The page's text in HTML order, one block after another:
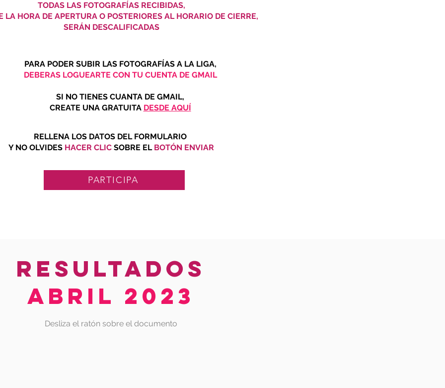
TODAS LAS FOTOGRAFÍAS RECIBIDAS,
LA HORA DE APERTURA O POSTERIORES AL HORARIO DE CIERRE,
SERÁN DESCALIFICADAS
PARA PODER SUBIR LAS FOTOGRAFÍAS A LA LIGA,
DEBERAS LOGUEARTE CON TU CUENTA DE GMAIL
SI NO TIENES CUANTA DE GMAIL,
CREATE UNA GRATUITA DESDE AQUÍ
RELLENA LOS DATOS DEL FORMULARIO
Y NO OLVIDES HACER CLIC SOBRE EL BOTÓN ENVIAR
PARTICIPA
RESULTADOS
ABRIL 2023
Desliza el ratón sobre el documento